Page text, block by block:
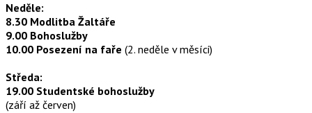
Neděle:
8.30 Modlitba Žaltáře
9.00 Bohoslužby
10.00 Posezení na faře (2. neděle v měsíci)
Středa:
19.00 Studentské bohoslužby
(září až červen)